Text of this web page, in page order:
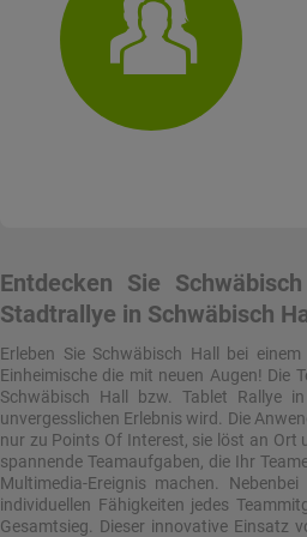
Entdecken Sie
Stadtrallye in Schwäbisch
Erleben Sie Schwäbisch Hall bei
Einheimische die mit neuen Augen! Die
Schwäbisch Hall bzw. Tablet Rallye
unvergesslichen Erlebnis wird. Die
nur zu Points Of Interest, sie löst an Ort
spannende Teamaufgaben, die Ihr
Multimedia-Ereignis machen.
individuellen Fähigkeiten jedes
Gesamtsieg. Dieser innovative Einsatz